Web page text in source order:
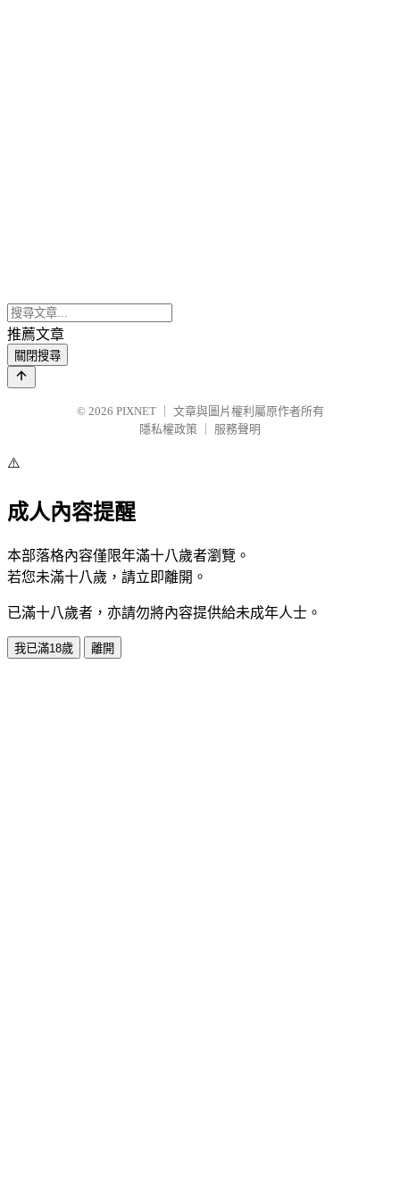
推薦文章
關閉搜尋
© 2026 PIXNET
文章與圖片權利屬原作者所有
隱私權政策
服務聲明
⚠️
成人內容提醒
本部落格內容僅限年滿十八歲者瀏覽。
若您未滿十八歲，請立即離開。
已滿十八歲者，亦請勿將內容提供給未成年人士。
我已滿18歲 離開